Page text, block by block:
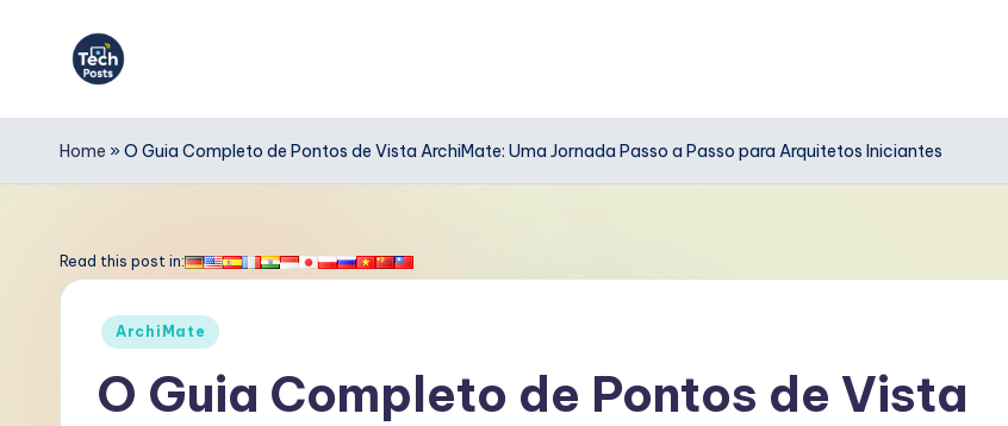
T
e
h
Home » O Guia Completo de Pontos de Vista ArchiMate: Uma Jornada Passo a Passo para Arquitetos Iniciantes
Read this post in:
Posted
ArchiMate
O Guia Completo de Pontos de Vista